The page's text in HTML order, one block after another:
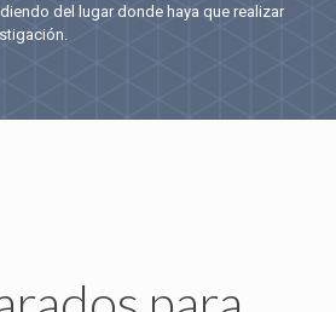
del lugar donde haya que realizar